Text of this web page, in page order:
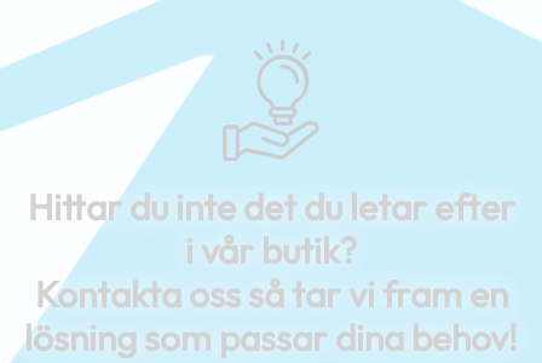
Hittar du inte det du letar efter
i vår butik?
Kontakta oss så tar vi fram en
lösning som passar dina behov!